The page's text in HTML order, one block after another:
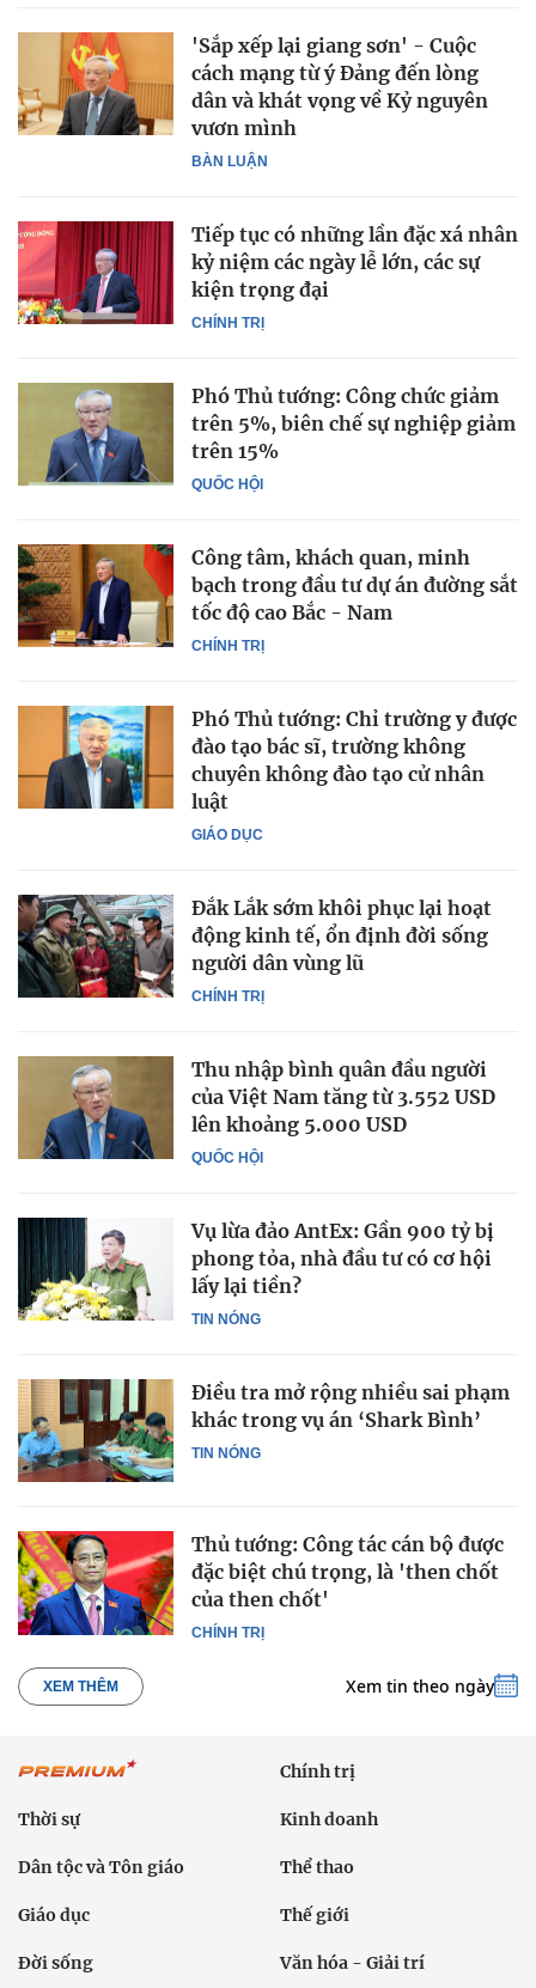
BÀN LUẬN
'Sắp xếp lại giang sơn' - Cuộc
cách mạng từ ý Đảng đến lòng
dân và khát vọng về Kỷ nguyên
vươn mình
CHÍNH TRỊ
Tiếp tục có những lần đặc xá nhân
kỷ niệm các ngày lễ lớn, các sự
kiện trọng đại
QUỐC HỘI
Phó Thủ tướng: Công chức giảm
trên 5%, biên chế sự nghiệp giảm
trên 15%
CHÍNH TRỊ
Công tâm, khách quan, minh
bạch trong đầu tư dự án đường sắt
tốc độ cao Bắc - Nam
GIÁO DỤC
Phó Thủ tướng: Chỉ trường y được
đào tạo bác sĩ, trường không
chuyên không đào tạo cử nhân
luật
CHÍNH TRỊ
Đắk Lắk sớm khôi phục lại hoạt
động kinh tế, ổn định đời sống
người dân vùng lũ
QUỐC HỘI
Thu nhập bình quân đầu người
của Việt Nam tăng từ 3.552 USD
lên khoảng 5.000 USD
TIN NÓNG
Vụ lừa đảo AntEx: Gần 900 tỷ bị
phong tỏa, nhà đầu tư có cơ hội
lấy lại tiền?
TIN NÓNG
Điều tra mở rộng nhiều sai phạm
khác trong vụ án ‘Shark Bình’
CHÍNH TRỊ
Thủ tướng: Công tác cán bộ được
đặc biệt chú trọng, là 'then chốt
của then chốt'
XEM THÊM Xem tin theo ngày
Chính trị
Thời sự Kinh doanh
Dân tộc và Tôn giáo Thể thao
Giáo dục Thế giới
Đời sống Văn hóa - Giải trí